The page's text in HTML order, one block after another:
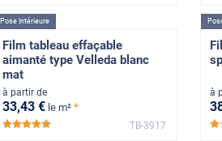
Pose Intérieure
Film tableau effaçable
aimanté type Velleda blanc
mat
à partir de
33,43 € le m² *
TB-3917
à